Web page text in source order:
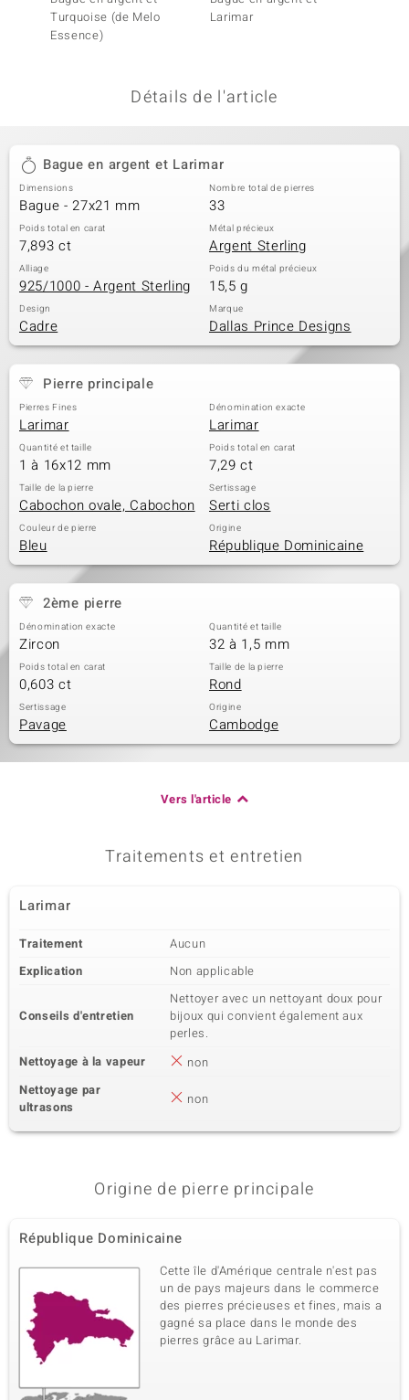
Turquoise (de Melo
Essence)
Larimar
Détails de l'article
Bague en argent et Larimar
Dimensions
Bague - 27x21 mm
Nombre total de pierres
33
Poids total en carat
7,893 ct
Métal précieux
Argent Sterling
Alliage
925/1000 - Argent Sterling
Poids du métal précieux
15,5 g
Design
Cadre
Marque
Dallas Prince Designs
Pierre principale
Pierres Fines
Larimar
Dénomination exacte
Larimar
Quantité et taille
1 à 16x12 mm
Poids total en carat
7,29 ct
Taille de la pierre
Cabochon ovale, Cabochon
Sertissage
Serti clos
Couleur de pierre
Bleu
Origine
République Dominicaine
2ème pierre
Dénomination exacte
Zircon
Quantité et taille
32 à 1,5 mm
Poids total en carat
0,603 ct
Taille de la pierre
Rond
Sertissage
Pavage
Origine
Cambodge
Vers l'article
Traitements et entretien
Larimar
Traitement
Aucun
Explication
Non applicable
Conseils d'entretien
Nettoyer avec un nettoyant doux pour
bijoux qui convient également aux
perles.
Nettoyage à la vapeur
non
Nettoyage par
ultrasons
non
Origine de pierre principale
République Dominicaine
Cette île d'Amérique centrale n'est pas
un de pays majeurs dans le commerce
des pierres précieuses et fines, mais a
gagné sa place dans le monde des
pierres grâce au Larimar.